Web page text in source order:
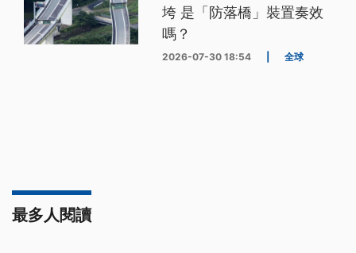
垮 是「防落橋」裝置奏效
嗎？
2026-07-30 18:54 全球
最多人閱讀